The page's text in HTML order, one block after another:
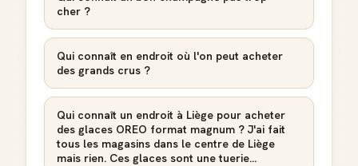
cher ?
Qui connaît en endroit où l'on peut acheter
des grands crus ?
Qui connaît un endroit à Liège pour acheter
des glaces OREO format magnum ? J'ai fait
tous les magasins dans le centre de Liège
mais rien. Ces glaces sont une tuerie...